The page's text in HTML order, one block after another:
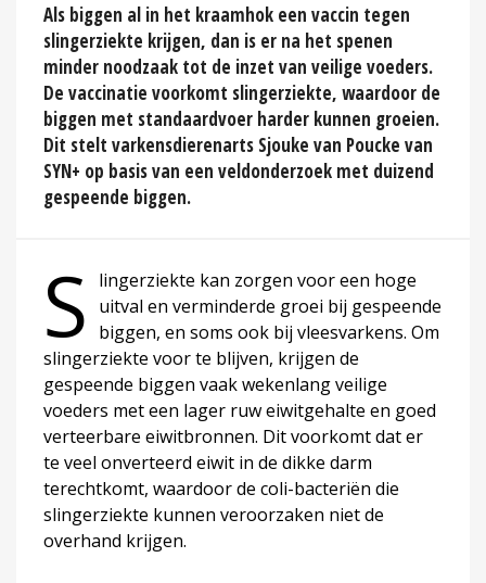
Als biggen al in het kraamhok een vaccin tegen
slingerziekte krijgen, dan is er na het spenen
minder noodzaak tot de inzet van veilige voeders.
De vaccinatie voorkomt slingerziekte, waardoor de
biggen met standaardvoer harder kunnen groeien.
Dit stelt varkensdierenarts Sjouke van Poucke van
SYN+ op basis van een veldonderzoek met duizend
gespeende biggen.
S
lingerziekte kan zorgen voor een hoge
uitval en verminderde groei bij gespeende
biggen, en soms ook bij vleesvarkens. Om
slingerziekte voor te blijven, krijgen de
gespeende biggen vaak wekenlang veilige
voeders met een lager ruw eiwitgehalte en goed
verteerbare eiwitbronnen. Dit voorkomt dat er
te veel onverteerd eiwit in de dikke darm
terechtkomt, waardoor de coli-bacteriën die
slingerziekte kunnen veroorzaken niet de
overhand krijgen.